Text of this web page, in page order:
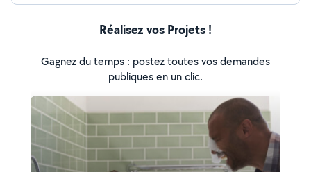
Réalisez vos Projets !
Gagnez du temps : postez toutes vos demandes
publiques en un clic.